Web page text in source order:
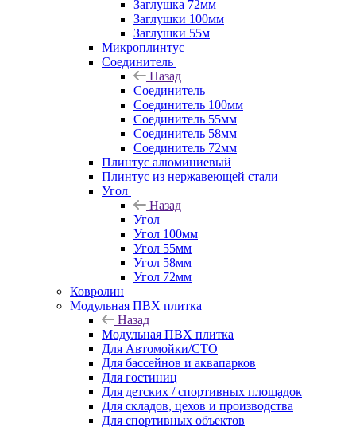
Заглушка 72мм
Заглушки 100мм
Заглушки 55м
Микроплинтус
Соединитель
Назад
Соединитель
Соединитель 100мм
Соединитель 55мм
Соединитель 58мм
Соединитель 72мм
Плинтус алюминиевый
Плинтус из нержавеющей стали
Угол
Назад
Угол
Угол 100мм
Угол 55мм
Угол 58мм
Угол 72мм
Ковролин
Модульная ПВХ плитка
Назад
Модульная ПВХ плитка
Для Автомойки/СТО
Для бассейнов и аквапарков
Для гостиниц
Для детских / спортивных площадок
Для складов, цехов и производства
Для спортивных объектов